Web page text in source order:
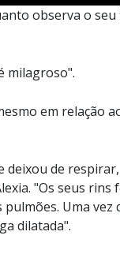
observa o
milagroso".
em relação
de
"Os seus
Uma
dilatada".